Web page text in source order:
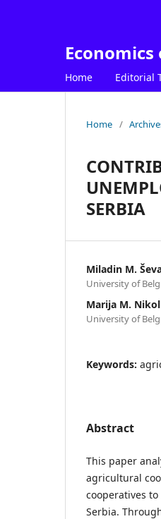
Home Editorial
Home /
SERBIA
Miladin M.
University of
Marija M.
University of
Keywords:
Abstract
This paper
agricultural
cooperatives
Serbia.